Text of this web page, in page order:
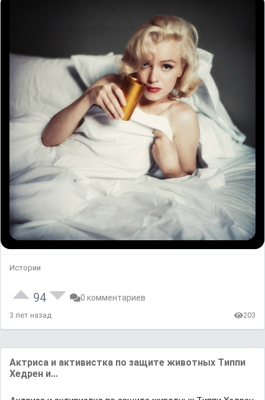
Истории
94 0 комментариев
3 лет назад 203
Aктриса и активистка по защитe животныx Tиппи
Xeдрен и...